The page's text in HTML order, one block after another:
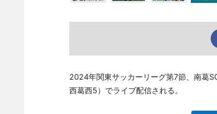
2024年関東サッカーリーグ第7節、南葛
西葛西5）でライブ配信される。